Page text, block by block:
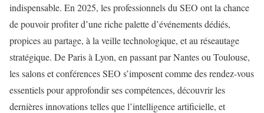
indispensable. En 2025, les professionnels du SEO ont la chance
de pouvoir profiter d’une riche palette d’événements dédiés,
propices au partage, à la veille technologique, et au réseautage
stratégique. De Paris à Lyon, en passant par Nantes ou Toulouse,
les salons et conférences SEO s’imposent comme des rendez-vous
essentiels pour approfondir ses compétences, découvrir les
dernières innovations telles que l’intelligence artificielle, et